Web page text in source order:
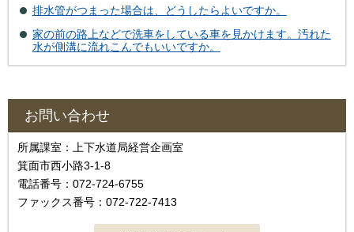
排水管がつまった場合は、どうしたらよいですか。
家の前の路上などで洗車をしている車を見かけます。汚れた
水が側溝に流れこんでもいいですか。
お問い合わせ
所属課室：上下水道局経営企画室
箕面市西小路3-1-8
電話番号：072-724-6755
ファックス番号：072-722-7413